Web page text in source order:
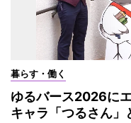
暮らす・働く
ゆるバース2026に
キャラ「つるさん」